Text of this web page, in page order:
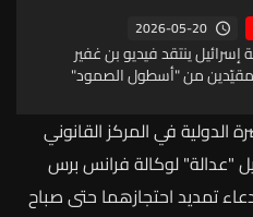
2026-05-20
إسرائيل ينتقد فيديو بن غفير
من "أسطول الصمود"
الدوليةفيالمركز القانوني
"عدالة"لوكالةفرانسبرس
تمديداحتجازهما حتىصباح